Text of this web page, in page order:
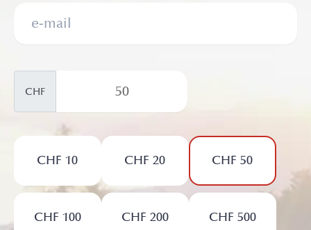
CHF
CHF 10 CHF 20 CHF 50
CHF 100 CHF 200 CHF 500